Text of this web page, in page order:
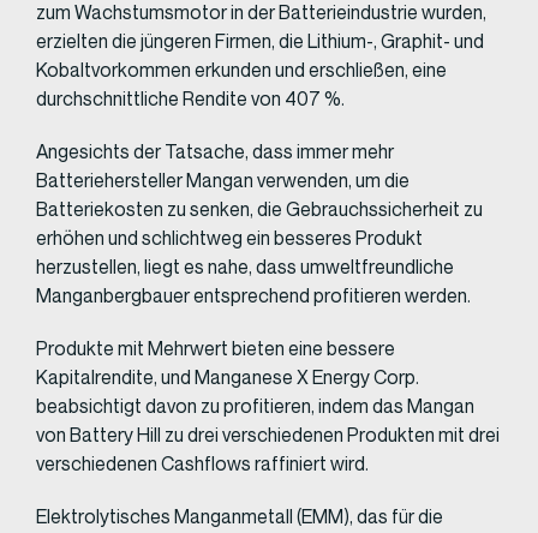
zum Wachstumsmotor in der Batterieindustrie wurden,
erzielten die jüngeren Firmen, die Lithium-, Graphit- und
Kobaltvorkommen erkunden und erschließen, eine
durchschnittliche Rendite von 407 %.
Angesichts der Tatsache, dass immer mehr
Batteriehersteller Mangan verwenden, um die
Batteriekosten zu senken, die Gebrauchssicherheit zu
erhöhen und schlichtweg ein besseres Produkt
herzustellen, liegt es nahe, dass umweltfreundliche
Manganbergbauer entsprechend profitieren werden.
Produkte mit Mehrwert bieten eine bessere
Kapitalrendite, und Manganese X Energy Corp.
beabsichtigt davon zu profitieren, indem das Mangan
von Battery Hill zu drei verschiedenen Produkten mit drei
verschiedenen Cashflows raffiniert wird.
Elektrolytisches Manganmetall (EMM), das für die